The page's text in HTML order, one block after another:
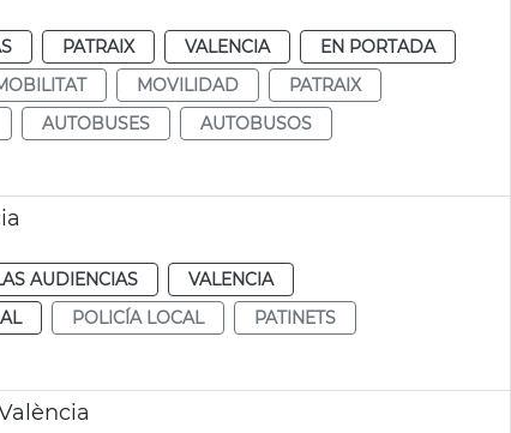
PATRAIX VALENCIA
EN PORTADA
MOVILIDAD
PATRAIX
AUTOBUSES
AUTOBUSOS
AUDIENCIAS
VALENCIA
POLICÍA LOCAL
PATINETS